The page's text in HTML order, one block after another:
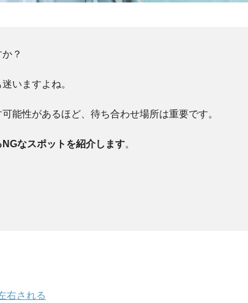
？
いますよね。
能性があるほど、待ち合わせ場所は重要です。
なスポットを紹介します。
右される